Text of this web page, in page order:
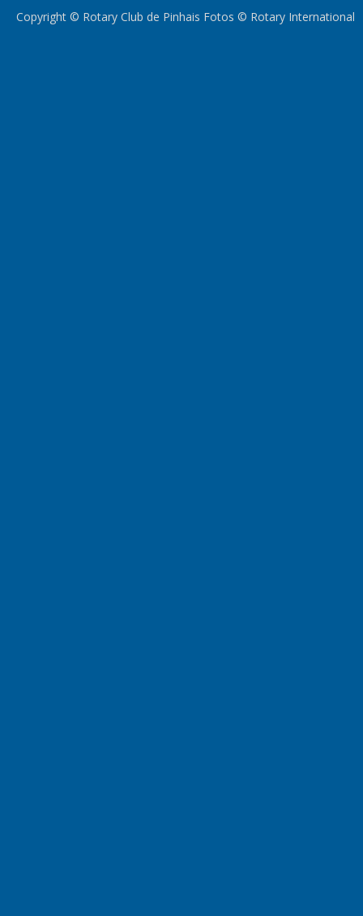
Copyright © Rotary Club de Pinhais Fotos © Rotary International